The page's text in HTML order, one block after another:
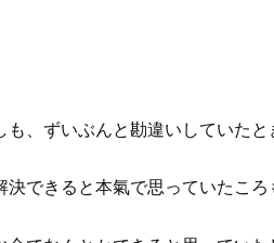
も、ずいぶんと勘違いしていたと
決できると本氣で思っていたこ